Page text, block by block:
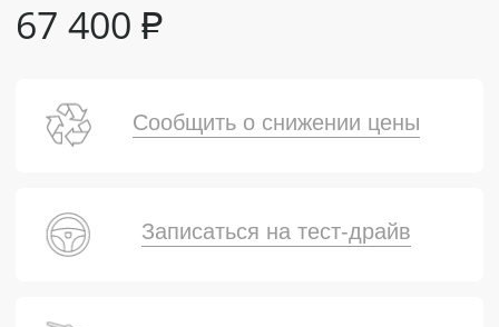
67 400 ₽
Сообщить о снижении цены
Записаться на тест-драйв